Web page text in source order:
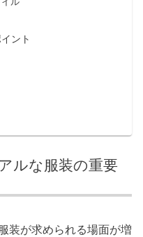
ント
ルな服装の重要
装が求められる場面が増